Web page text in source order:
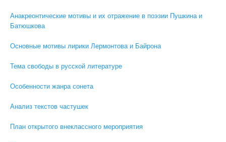
Анакреонтические мотивы и их отражение в поэзии Пушкина и
Батюшкова
Основные мотивы лирики Лермонтова и Байрона
Тема свободы в русской литературе
Особенности жанра сонета
Анализ текстов частушек
План открытого внеклассного мероприятия